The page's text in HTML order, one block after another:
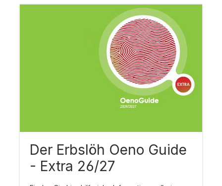
Der Erbslöh Oeno Guide
- Extra 26/27